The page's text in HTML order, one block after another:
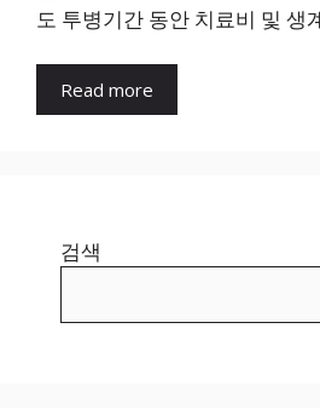
도 투병기간 동안 치료비 및 생
Read more
검색